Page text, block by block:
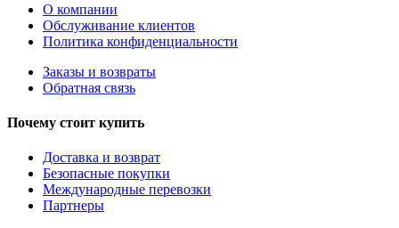
О компании
Обслуживание клиентов
Политика конфиденциальности
Заказы и возвраты
Обратная связь
Почему стоит купить
Доставка и возврат
Безопасные покупки
Международные перевозки
Партнеры